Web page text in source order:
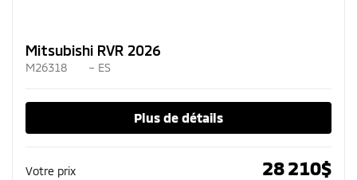
Mitsubishi RVR 2026
M26318 – ES
Plus de détails
Votre prix 28 210$